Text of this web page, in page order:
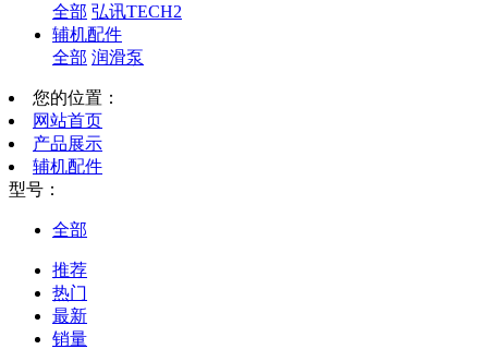
全部 弘讯TECH2
辅机配件
全部 润滑泵
您的位置：
网站首页
产品展示
辅机配件
型号：
全部
推荐
热门
最新
销量